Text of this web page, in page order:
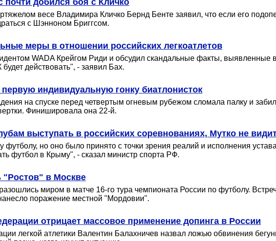
добился боя с Кличко
весе Владимира Кличко Бернд Бенте заявил, что если его
с Шэнноном Бриггсом.
меры в отношении российских легкоатлетов
WADA Крейгом Риди и обсудил скандальные факты,
действовать", - заявил Бах.
индивидуальную гонку биатлонисток
на спуске перед четвертым огневым рубежом сломала палку и
Финишировала она 22-й.
выступать в российских соревнованиях, Мутко не
но оно было принято с точки зрения реалий и исполнения
футбол в Крыму", - сказал министр спорта РФ.
"Ростов" в Москве
миром в матче 16-го тура чемпионата России по футболу.
поражение местной "Мордовии".
отрицает массовое применение допинга в России
легкой атлетики Валентин Балахничев назвал ложью обвинения